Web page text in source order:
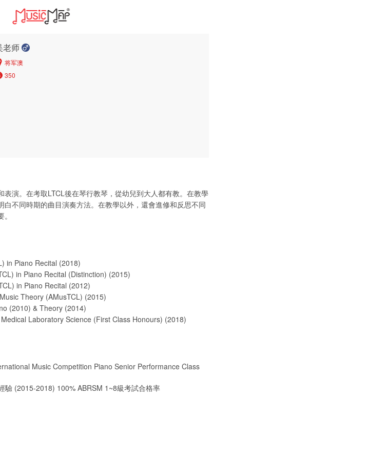
老师
将军澳
350
演。在考取LTCL後在琴行教琴，從幼兒到大人都有教。在教學
不同時期的曲目演奏方法。在教學以外，還會進修和反思不同
in Piano Recital (2018)
in Piano Recital (Distinction) (2015)
in Piano Recital (2012)
Theory (AMusTCL) (2015)
(2010) & Theory (2014)
Laboratory Science (First Class Honours) (2018)
Music Competition Piano Senior Performance Class
驗 (2015-2018) 100% ABRSM 1~8級考試合格率